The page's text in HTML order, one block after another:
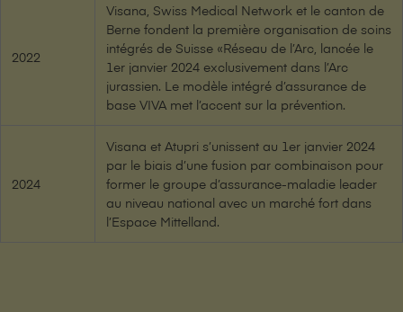
2022
V⁠i⁠s⁠a⁠n⁠a, Swiss Medical Network et le canton de
Berne fondent la première organisation de soins
intégrés de Suisse «Réseau de l’Arc, lancée le
1er janvier 2024 exclusivement dans l’Arc
jurassien. Le modèle intégré d’assurance de
base VIVA met l’accent sur la prévention.
2024
V⁠i⁠s⁠a⁠n⁠a et Atupri s’unissent au 1er janvier 2024
par le biais d’une fusion par combinaison pour
former le groupe d’assurance-maladie leader
au niveau national avec un marché fort dans
l’Espace Mittelland.